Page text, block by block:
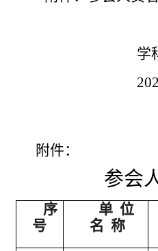
学
附件：
参会
序
号
单 位
名 称